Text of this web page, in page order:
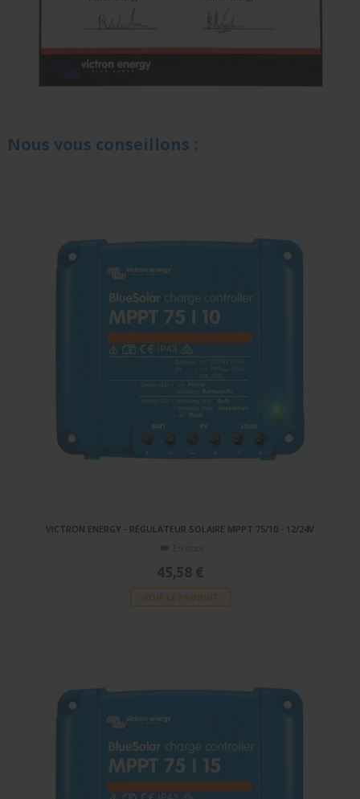
Nous vous conseillons :
VICTRON ENERGY - RÉGULATEUR SOLAIRE MPPT 75/10 - 12/24V
En stock
45,58 €
VOIR LE PRODUIT